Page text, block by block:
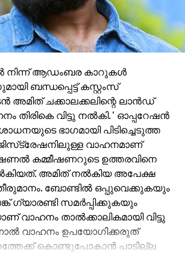
നിന്ന് ആഡംബര കാറുകള്‍
ബന്ധപ്പെട്ട് കസ്റ്റംസ്
അമിത് ചക്കാലക്കലിന്റെ ലാന്‍ഡ്
തിരികെ വിട്ടു നല്‍കി. ‘ ഓപ്പറേഷന്‍
ഭാഗമായി പിടിച്ചെടുത്ത
വാഹനമാണ്
കമ്മീഷണറുടെ ഉത്തരവിനെ
അമിത് നല്‍കിയ അപേക്ഷ
ബോണ്ടില്‍ ഒപ്പുവെക്കുകയും
ഗ്യാരണ്ടി സമര്‍പ്പിക്കുകയും
വാഹനം താല്‍ക്കാലികമായി വിട്ടു
വാഹനം ഉപയോഗിക്കരുത്
കൊണ്ടുപോകാന്‍ പാടില്ല